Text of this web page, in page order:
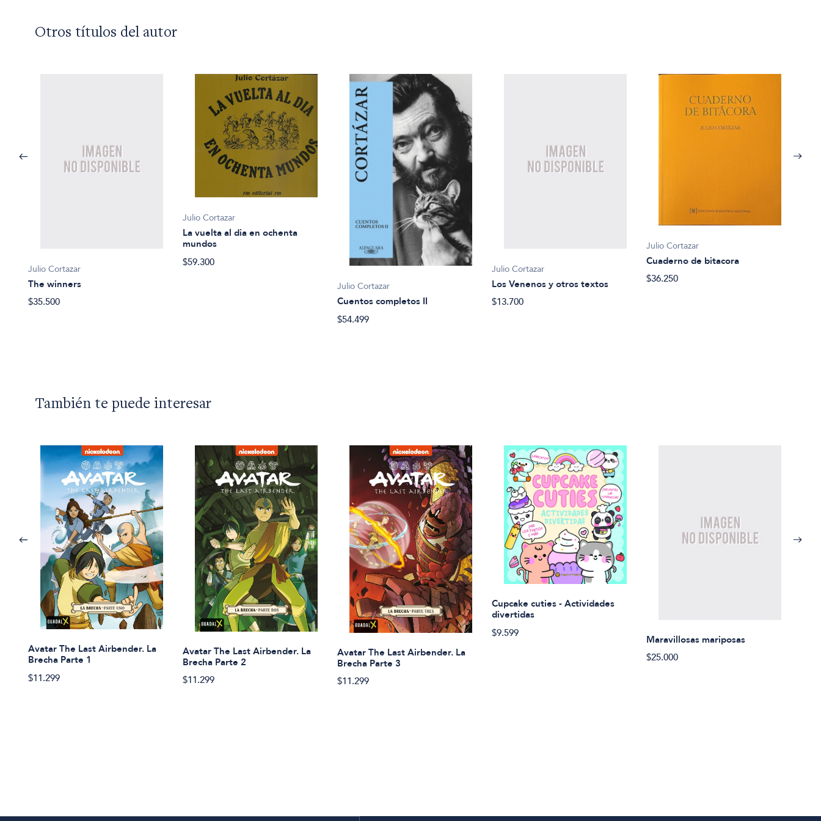
Otros títulos del autor
Julio Cortazar
The winners
$35.500
Julio Cortazar
La vuelta al dia en ochenta
mundos
$59.300
Julio Cortazar
Cuentos completos II
$54.499
Julio Cortazar
Los Venenos y otros textos
$13.700
Julio Cortazar
Cuaderno de bitacora
$36.250
También te puede interesar
Avatar The Last Airbender. La
Brecha Parte 1
$11.299
Avatar The Last Airbender. La
Brecha Parte 2
$11.299
Avatar The Last Airbender. La
Brecha Parte 3
$11.299
Cupcake cuties - Actividades
divertidas
$9.599
Maravillosas mariposas
$25.000